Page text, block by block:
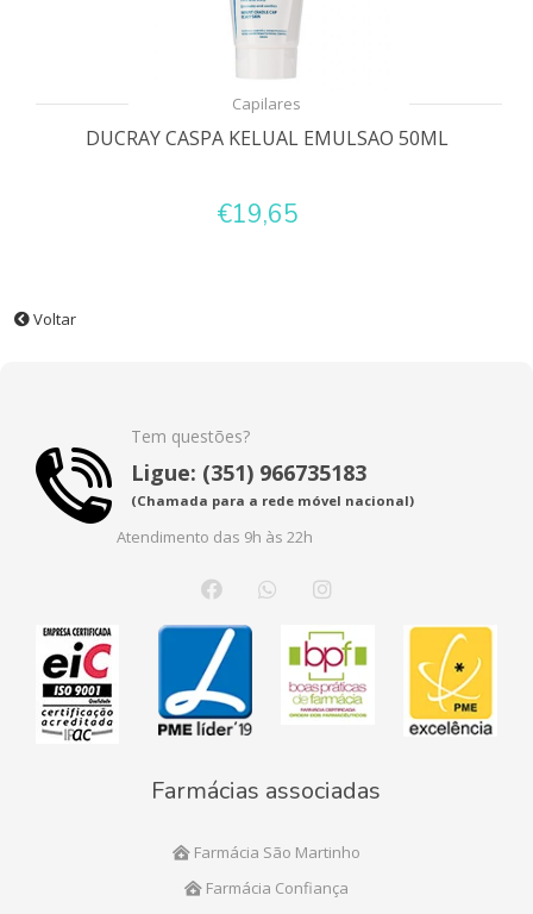
Capilares
DUCRAY CASPA KELUAL EMULSAO 50ML
€19,65
Voltar
Tem questões?
Ligue: (351) 966735183
(Chamada para a rede móvel nacional)
Atendimento das 9h às 22h
Farmácias associadas
Farmácia São Martinho
Farmácia Confiança